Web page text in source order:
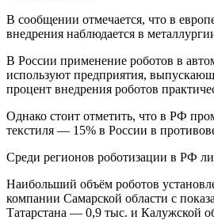
В сообщении отмечается, что в
внедрения наблюдается в
В России применение роботов в
используют предприятия,
процент внедрения роботов
Однако стоит отметить, что в РФ
текстиля — 15% в России в
Среди регионов роботизации в РФ
Наибольший объём роботов
компании Самарской области с
Татарстана — 0,9 тыс. и Калужской